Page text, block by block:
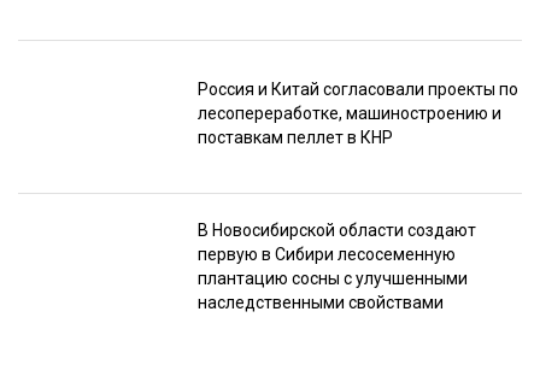
Россия и Китай согласовали проекты по
лесопереработке, машиностроению и
поставкам пеллет в КНР
В Новосибирской области создают
первую в Сибири лесосеменную
плантацию сосны с улучшенными
наследственными свойствами